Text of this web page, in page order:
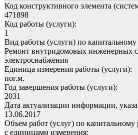
Код конструктивного элемента
471898
Код работы (услуги):
1
Вид работы (услуги) по капитальному
Ремонт внутридомовых инженерных
электроснабжения
Единица измерения работы (услуги):
пог.м.
Год завершения работы (услуги):
2031
Дата актуализации информации,
13.06.2017
Объем работ (услуг) по капитальному
с единицами измерения: